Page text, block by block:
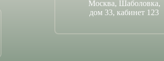
Москва, Шаболовка,
дом 33, кабинет 123